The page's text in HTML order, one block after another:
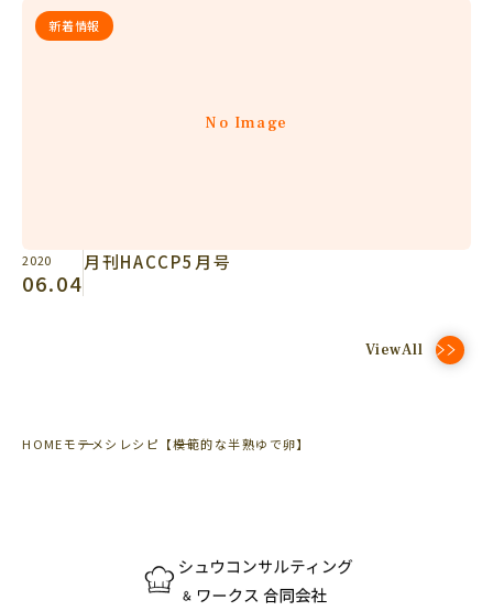
No Image
新着情報
2020
06.04
月刊HACCP5月号
ViewAll
HOMEモテメシレシピ 【模範的な半熟ゆで卵】